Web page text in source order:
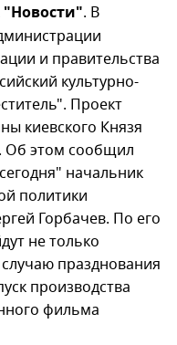
. В
и правительства
культурно-
Проект
киевского Князя
Об этом сообщил
начальник
политики
Горбачев. По его
не только
празднования
производства
фильма